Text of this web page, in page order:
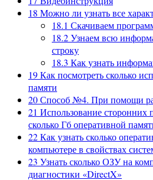
18 Можно ли узнать все
18.1 Скачиваем
18.2Узнаем всю
строку
18.3 Как узнать
19Как посмотреть сколько
памяти
20Способ №4. При помощи
21 Использование сторонних
сколько Гб оперативной
22Как узнать сколько
компьютере в свойствах
23 Узнать сколько ОЗУ на
диагностики «DirectX»